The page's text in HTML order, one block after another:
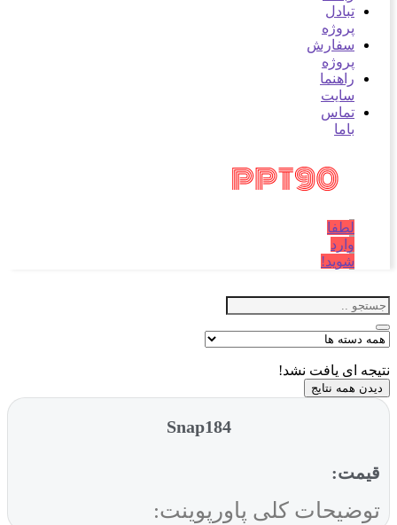
تبادل
پروژه
سفارش
پروژه
راهنما
سایت
تماس
شوید!
ای یافت نشد!
همه نتایج
Snap184
کلی پاورپوینت: